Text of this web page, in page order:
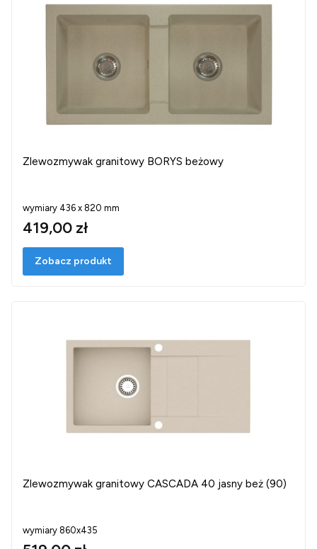
Zlewozmywak granitowy BORYS beżowy
wymiary 436 x 820 mm
419,00 zł
Zobacz produkt
Zlewozmywak granitowy CASCADA 40 jasny beż (90)
wymiary 860x435